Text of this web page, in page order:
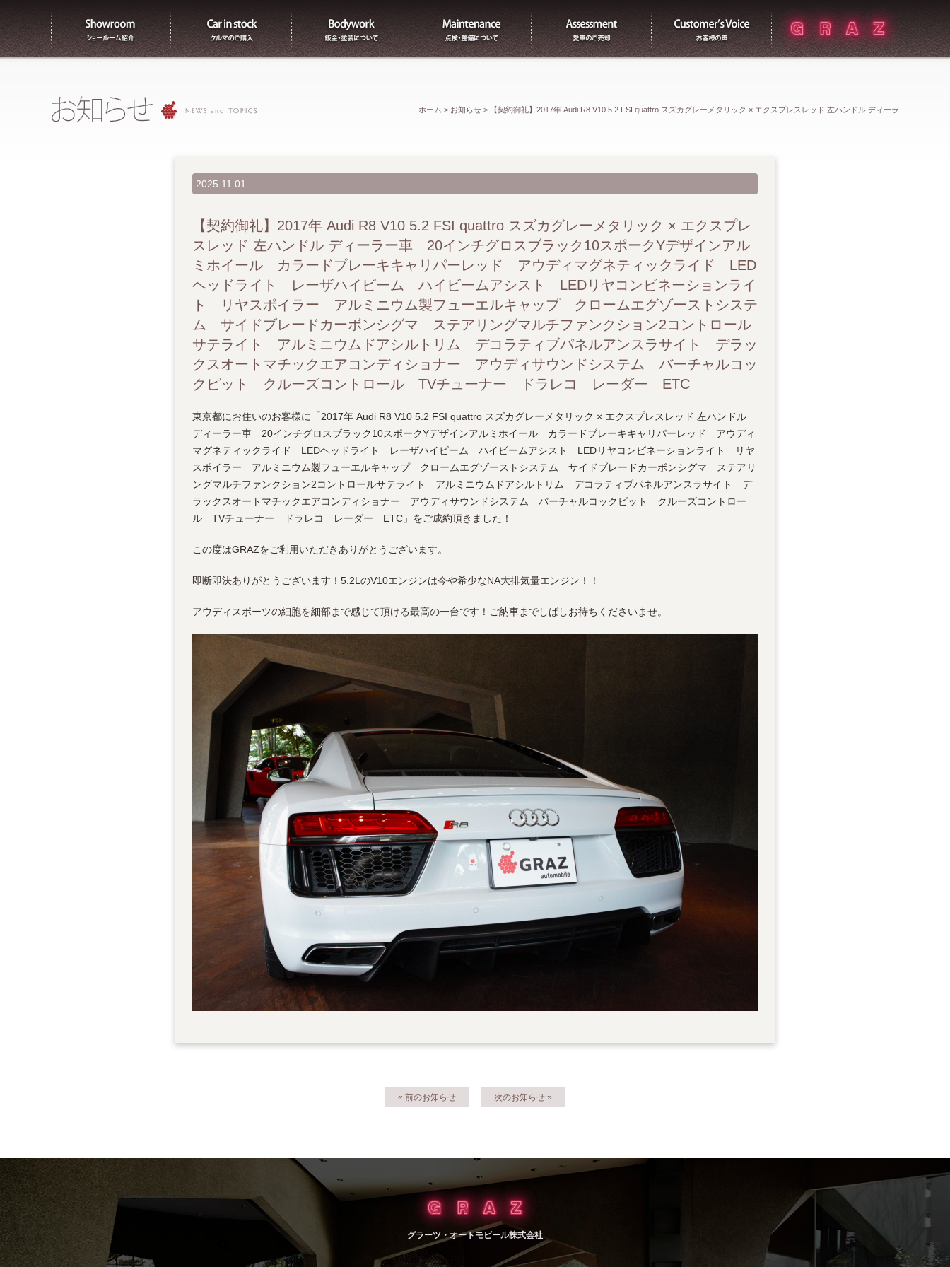
ショールーム紹介 販売 板金 整備 買取 お客様の声
ホーム > お知らせ > 【契約御礼】2017年 Audi R8 V10 5.2 FSI quattro スズカグレーメタリック × エクスプレスレッド 左ハンドル ディーラ
サテライト アルミニウムドアシルトリム デコラティブパネルアンスラサイト デラックスオートマチックエアコンディショナー ア
ウディサウンドシステム バーチャルコックピット クルーズコントロール TVチューナー ドラレコ レーダー ETC
2025.11.01
【契約御礼】2017年 Audi R8 V10 5.2 FSI quattro スズカグレーメタリック × エクスプレ
スレッド 左ハンドル ディーラー車 20インチグロスブラック10スポークYデザインアル
ミホイール カラードブレーキキャリパーレッド アウディマグネティックライド LED
ヘッドライト レーザハイビーム ハイビームアシスト LEDリヤコンビネーションライ
ト リヤスポイラー アルミニウム製フューエルキャップ クロームエグゾーストシステ
ム サイドブレードカーボンシグマ ステアリングマルチファンクション2コントロール
サテライト アルミニウムドアシルトリム デコラティブパネルアンスラサイト デラッ
クスオートマチックエアコンディショナー アウディサウンドシステム バーチャルコッ
クピット クルーズコントロール TVチューナー ドラレコ レーダー ETC
東京都にお住いのお客様に「2017年 Audi R8 V10 5.2 FSI quattro スズカグレーメタリック × エクスプレスレッド 左ハンドル
ディーラー車 20インチグロスブラック10スポークYデザインアルミホイール カラードブレーキキャリパーレッド アウディ
マグネティックライド LEDヘッドライト レーザハイビーム ハイビームアシスト LEDリヤコンビネーションライト リヤ
スポイラー アルミニウム製フューエルキャップ クロームエグゾーストシステム サイドブレードカーボンシグマ ステアリ
ングマルチファンクション2コントロールサテライト アルミニウムドアシルトリム デコラティブパネルアンスラサイト デ
ラックスオートマチックエアコンディショナー アウディサウンドシステム バーチャルコックピット クルーズコントロー
ル TVチューナー ドラレコ レーダー ETC」をご成約頂きました！
この度はGRAZをご利用いただきありがとうございます。
即断即決ありがとうございます！5.2LのV10エンジンは今や希少なNA大排気量エンジン！！
アウディスポーツの細胞を細部まで感じて頂ける最高の一台です！ご納車までしばしお待ちくださいませ。
« 前のお知らせ 次のお知らせ »
グラーツ・オートモビール株式会社